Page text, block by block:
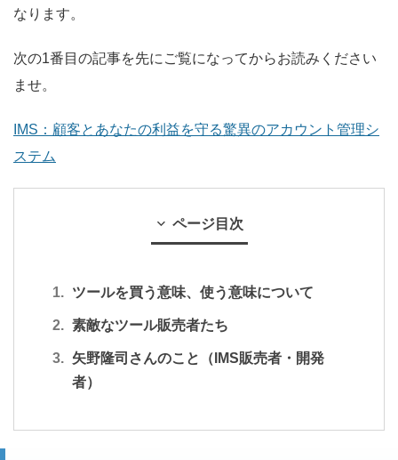
なります。
次の1番目の記事を先にご覧になってからお読みください
ませ。
IMS：顧客とあなたの利益を守る驚異のアカウント管理シ
ステム
ページ目次
ツールを買う意味、使う意味について
素敵なツール販売者たち
矢野隆司さんのこと（IMS販売者・開発
者）